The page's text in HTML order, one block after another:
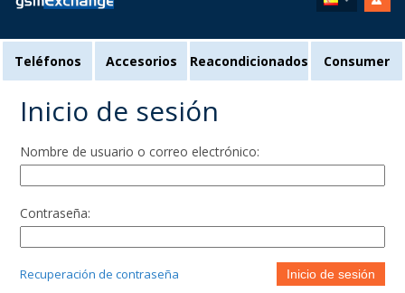
Teléfonos Accesorios Reacondicionados Consumer
Inicio de sesión
Nombre de usuario o correo electrónico:
Contraseña:
Recuperación de contraseña Inicio de sesión